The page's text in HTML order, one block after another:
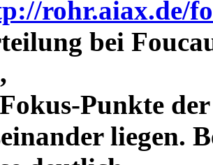
rohr.aiax.de/
bei
Punkte
liegen.